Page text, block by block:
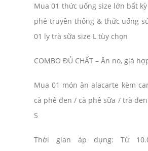
Mua 01 thức uống size lớn bất
phê truyền thống & thức uống
01 ly trà sữa size L tùy chọn
COMBO ĐỦ CHẤT – Ăn no, giá
Mua 01 món ăn alacarte kèm
cà phê đen / cà phê sữa / trà
S
Thời gian áp dụng: Từ